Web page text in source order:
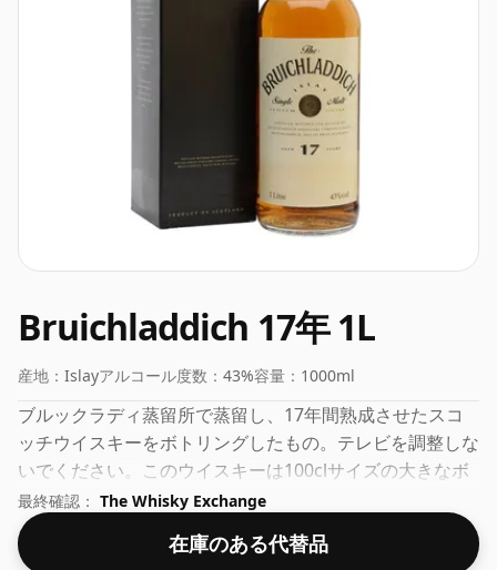
Bruichladdich 17年 1L
産地： Islayアルコール度数： 43%容量： 1000ml
ブルックラディ蒸留所で蒸留し、17年間熟成させたスコ
ッチウイスキーをボトリングしたもの。テレビを調整しな
いでください。このウイスキーは100clサイズの大きなボ
トルに入っています。
最終確認： The Whisky Exchange
在庫のある代替品